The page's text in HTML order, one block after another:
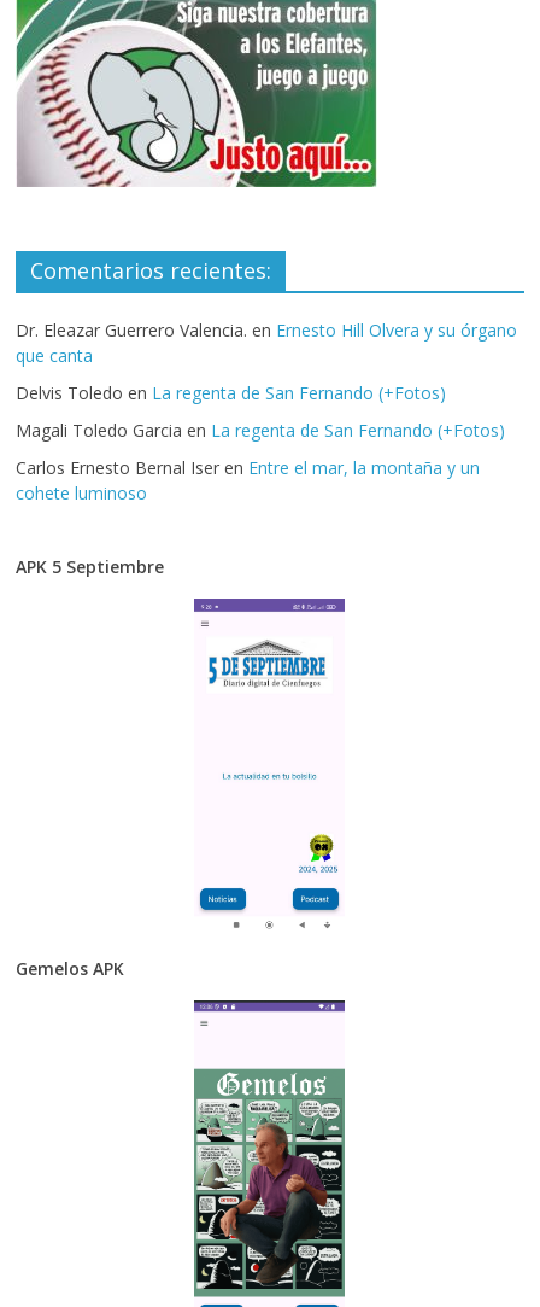
Comentarios recientes:
Dr. Eleazar Guerrero Valencia. en Ernesto Hill Olvera y su órgano
que canta
Delvis Toledo en La regenta de San Fernando (+Fotos)
Magali Toledo Garcia en La regenta de San Fernando (+Fotos)
Carlos Ernesto Bernal Iser en Entre el mar, la montaña y un
cohete luminoso
APK 5 Septiembre
Gemelos APK